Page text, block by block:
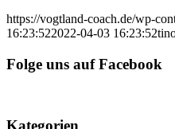
https://vogtland-coach.de/wp-
16:23:522022-04-03 16:23:52
Folge uns auf Facebook